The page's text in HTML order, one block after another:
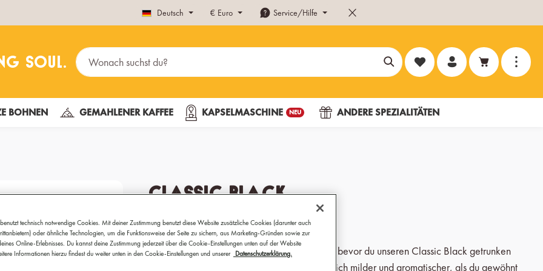
Deutsch € Euro Service/Hilfe
Du hast 0 Produkte auf dem
BOHNEN GEMAHLENER KAFFEE KAPSELMASCHINE NEU ANDERE SPEZIALITÄTEN
Classic Black
Mehr als Schwarztee
Schwarztee ist Schwarztee? Das dachtest du, bevor du unseren Classic Black getrunken
hast. Die Rarität aus Ostafrika schmeckt zugleich milder und aromatischer, als du gewöhnt
technisch notwendige Cookies. Mit deiner Zustimmung benutzt diese Website zusätzliche Cookies (darunter auch
oder ähnliche Technologien, um die Funktionsweise der Seite zu sichern, aus Marketing-Gründen sowie zur
Online-Erlebnisses. Du kannst deine Zustimmung jederzeit über die Cookie-Einstellungen unten auf der Website
Informationen hierzu findest du weiter unten in den Cookie-Einstellungen und unserer
Datenschutzerklärung.